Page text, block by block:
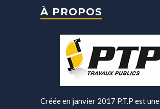
À PROPOS
Créée en janvier 2017 P.T.P est une